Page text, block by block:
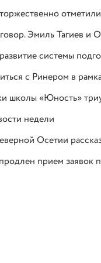
Эмиль Тагиев и
системы
с Ринером в
школы «Юность»
недели
Осетии
прием заявок